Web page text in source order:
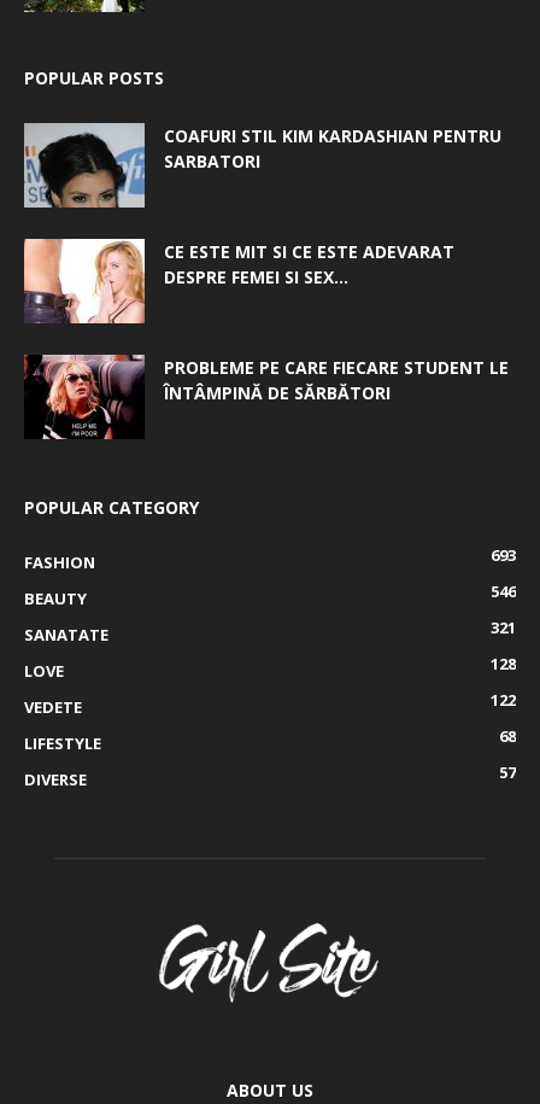
POPULAR POSTS
COAFURI STIL KIM KARDASHIAN PENTRU
SARBATORI
CE ESTE MIT SI CE ESTE ADEVARAT
DESPRE FEMEI SI SEX...
PROBLEME PE CARE FIECARE STUDENT LE
ÎNTÂMPINĂ DE SĂRBĂTORI
POPULAR CATEGORY
FASHION
693
BEAUTY
546
SANATATE
321
LOVE
128
VEDETE
122
LIFESTYLE
68
DIVERSE
57
ABOUT US